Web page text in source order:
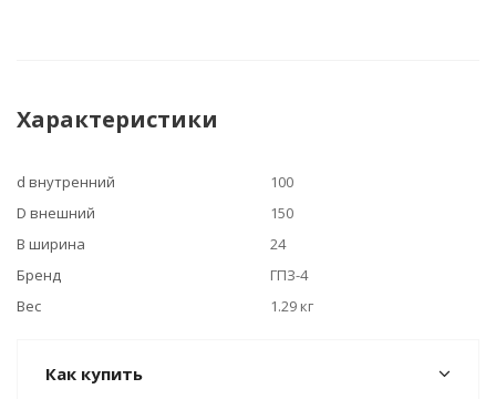
Характеристики
d внутренний
100
D внешний
150
B ширина
24
Бренд
ГПЗ-4
Вес
1.29 кг
Как купить